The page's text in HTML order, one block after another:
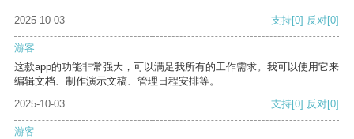
2025-10-03 支持[0] 反对[0]
游客
这款app的功能非常强大，可以满足我所有的工作需求。我可以使用它来
编辑文档、制作演示文稿、管理日程安排等。
2025-10-03
支持[0] 反对[0]
游客